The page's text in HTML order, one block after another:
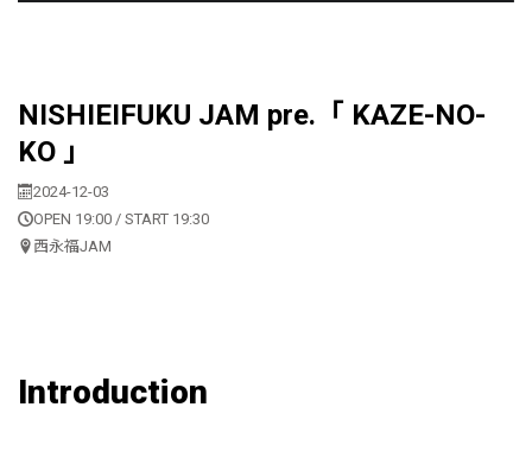
NISHIEIFUKU JAM pre.「 KAZE-NO-
KO 」
2024-12-03
OPEN 19:00 / START 19:30
西永福JAM
Introduction